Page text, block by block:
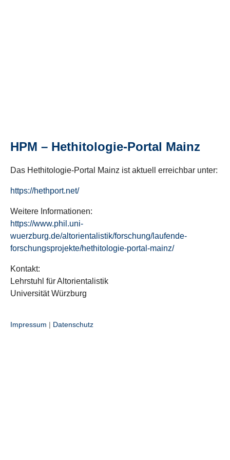
HPM – Hethitologie-Portal Mainz
Das Hethitologie-Portal Mainz ist aktuell erreichbar unter:
https://hethport.net/
Weitere Informationen:
https://www.phil.uni-
wuerzburg.de/altorientalistik/forschung/laufende-
forschungsprojekte/hethitologie-portal-mainz/
Kontakt:
Lehrstuhl für Altorientalistik
Universität Würzburg
Impressum | Datenschutz